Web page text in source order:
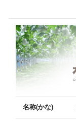
名称(かな)